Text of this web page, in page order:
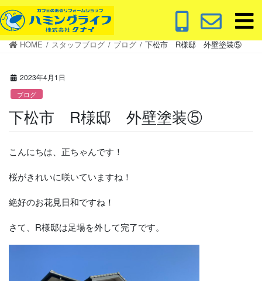
コ
ン
テ
ナ
ビ
ゲ
HOME スタッフブログ ブログ 下松市 R様邸 外壁塗装⑤
2023年4月1日
ブログ
下松市 R様邸 外壁塗装⑤
こんにちは、正ちゃんです！
桜がきれいに咲いていますね！
絶好のお花見日和ですね！
さて、R様邸は足場を外して完了です。